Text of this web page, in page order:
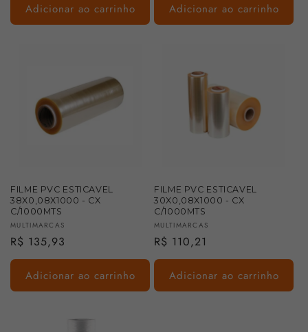
Adicionar ao carrinho Adicionar ao carrinho
FILME PVC ESTICAVEL
38X0,08X1000 - CX
C/1000MTS
Fornecedor:
MULTIMARCAS
Preço
normal
R$ 135,93
Adicionar ao carrinho
FILME PVC ESTICAVEL
30X0,08X1000 - CX
C/1000MTS
Fornecedor:
MULTIMARCAS
Preço
normal
R$ 110,21
Adicionar ao carrinho